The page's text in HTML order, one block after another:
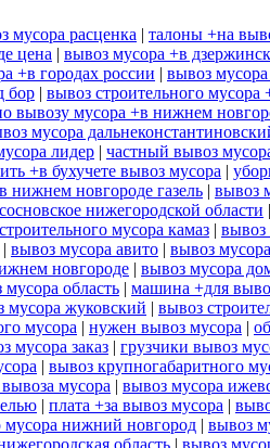
мусора расценка | талоны +на
цена | вывоз мусора +в
+в городах россии | вывоз мусора
бор | вывоз строительного мусора
вывозу мусора +в нижнем
мусора
лидер | частный вывоз
+в бухучете вывоз мусора |
нижнем новгороде газель | вывоз
нижегородской области
мусора камаз | вывоз
| вывоз мусора авито | вывоз
новгороде | вывоз мусора
мусора область | машина +для
мусора жуковский | вывоз
мусора | нужен вывоз мусора |
мусора заказ | грузчики вывоз
| вывоз крупногабаритного
мусора | вывоз мусора
| плата +за вывоз мусора |
мусора нижний новгород | вывоз